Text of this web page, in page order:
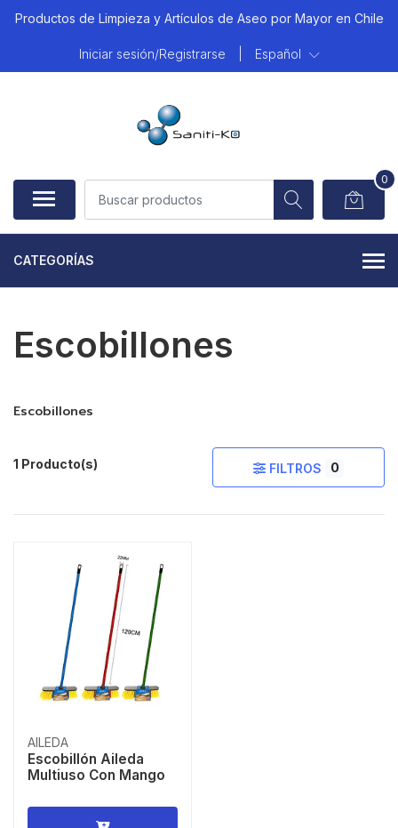
Productos de Limpieza y Artículos de Aseo por Mayor en Chile
Iniciar sesión/Registrarse Español
0
CATEGORÍAS
Escobillones
Escobillones
1 Producto(s) FILTROS 0
AILEDA
Escobillón Aileda
Multiuso Con Mango